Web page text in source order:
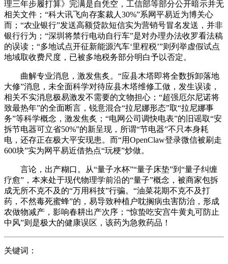
理三年步履打算》完满是自凭空，工信部等部分公开暗示并无
相关文件；“科大讯飞向存案裁人30%”系网平易近为博关心
而；“农业银行”发送高额贷款短信实为营销号冒名发送，并非
银行行为；“深圳将禁行电动自行车”是对办理办法收罗看法稿
的误读；“多地试点开征新能源汽车‘里程税’”则列举虚假试点
地域取收费尺度，已被多地税务部分明白予以否定。
曲解专业消息，激发焦炙。“应县木塔即将全数拆卸落地
大修”消息，未全面科学对待应县木塔维修工做，发生误读，
相关不实消息极易激发不需要的文物担心；“超强厄尔尼诺将
致最热年”的全面断言，锐意混合“拉尼娜形态”取“拉尼娜事
务”等科学概念，激发焦炙；“电网公司调快电表”的旧谣取“安
拆节电器可立省50%”的新呈现，所谓“节电器”不只本身耗
电，还存正在极大平安现患。而“用OpenClaw登录微信被刷走
600块”实为网平易近借热点“玩梗”炒做。
言论，出产糊口。从“量子水杯”“量子床垫”到“量子纠缠
疗愈”，本来处于现代物理学前沿的“量子”概念，被商家包拆
成无所不克不及的“万用科技”行骗。“油菜花期不克不及打
药，不然毒死蜜蜂”的，易导致种植户耽搁病虫害防治，形成
农做物减产，影响春耕出产次序；“惊蛰吃安宫牛黄丸可防止
中风”则是极大的健康误区，该药为急救药品！
关键词：